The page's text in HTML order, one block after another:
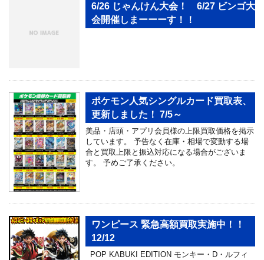
6/26 じゃんけん大会！ 6/27 ビンゴ大
会開催しまーーーす！！
ポケモン人気シングルカード買取表、
更新しました！ 7/5～
美品・店頭・アプリ会員様の上限買取価格を掲示
しています。 予告なく在庫・相場で変動する場
合と買取上限と振込対応になる場合がございま
す。 予めご了承ください。
ワンピース 緊急高額買取実施中！！
12/12
POP KABUKI EDITION モンキー・D・ルフィ